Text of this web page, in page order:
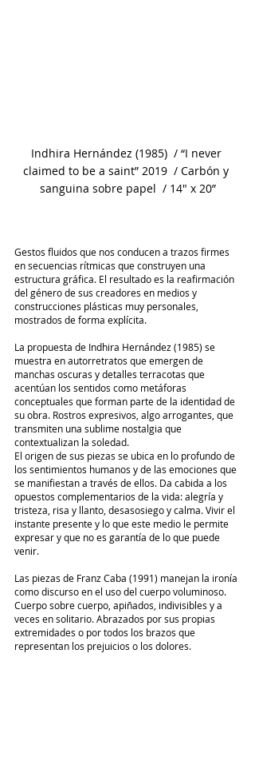
Indhira Hernández (1985)  / “I never
claimed to be a saint” 2019  / Carbón y
sanguina sobre papel  / 14" x 20”
Gestos fluidos que nos conducen a trazos firmes
en secuencias rítmicas que construyen una
estructura gráfica. El resultado es la reafirmación
del género de sus creadores en medios y
construcciones plásticas muy personales,
mostrados de forma explícita.
La propuesta de Indhira Hernández (1985) se
muestra en autorretratos que emergen de
manchas oscuras y detalles terracotas que
acentúan los sentidos como metáforas
conceptuales que forman parte de la identidad de
su obra. Rostros expresivos, algo arrogantes, que
transmiten una sublime nostalgia que
contextualizan la soledad.
El origen de sus piezas se ubica en lo profundo de
los sentimientos humanos y de las emociones que
se manifiestan a través de ellos. Da cabida a los
opuestos complementarios de la vida: alegría y
tristeza, risa y llanto, desasosiego y calma. Vivir el
instante presente y lo que este medio le permite
expresar y que no es garantía de lo que puede
venir.
Las piezas de Franz Caba (1991) manejan la ironía
como discurso en el uso del cuerpo voluminoso.
Cuerpo sobre cuerpo, apiñados, indivisibles y a
veces en solitario. Abrazados por sus propias
extremidades o por todos los brazos que
representan los prejuicios o los dolores.